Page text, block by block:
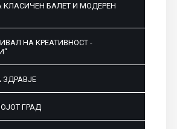
КЛАСИЧЕН БАЛЕТ И МОДЕРЕН
НА КРЕАТИВНОСТ -
ГРАД